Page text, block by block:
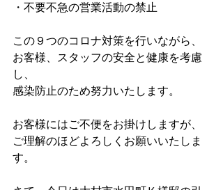
・不要不急の営業活動の禁止
この９つのコロナ対策を行いながら、
お客様、スタッフの安全と健康を考慮
し、
感染防止のため努力いたします。
お客様にはご不便をお掛けしますが、
ご理解のほどよろしくお願いいたしま
す。